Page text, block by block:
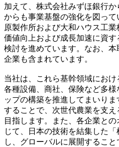
加えて、株式会社みずほ銀行
からも事業基盤の強化を図っ
原製作所および大和ハウス工
価値向上および成長加速に資
検討を進めています。なお、
企業も含まれています。
当社は、これら基幹領域におけ
各種設備、商社、保険など多
ップの構築を推進してまいり
することで、次世代農業を支
目指します。また、各企業と
じて、日本の技術を結集した
し、グローバルに展開するこ